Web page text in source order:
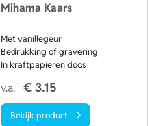
Mihama Kaars
Met vanillegeur
Bedrukking of gravering
In kraftpapieren doos
v.a. € 3.15
Bekijk product